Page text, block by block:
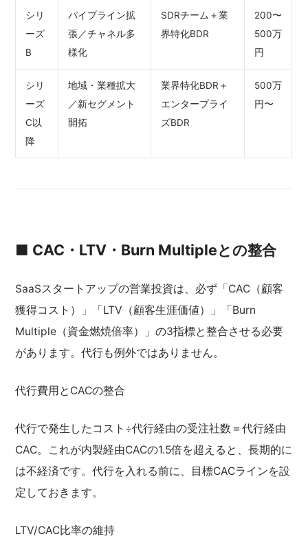
シリ
ーズ
B
パイプライン拡
張／チャネル多
様化
SDRチーム＋業
界特化BDR
200〜
500万
円
シリ
ーズ
C以
降
地域・業種拡大
／新セグメント
開拓
業界特化BDR＋
エンタープライ
ズBDR
500万
円〜
■ CAC・LTV・Burn Multipleとの整合
SaaSスタートアップの営業投資は、必ず「CAC（顧客
獲得コスト）」「LTV（顧客生涯価値）」「Burn
Multiple（資金燃焼倍率）」の3指標と整合させる必要
があります。代行も例外ではありません。
代行費用とCACの整合
代行で発生したコスト÷代行経由の受注社数＝代行経由
CAC。これが内製経由CACの1.5倍を超えると、長期的に
は不経済です。代行を入れる前に、目標CACラインを設
定しておきます。
LTV/CAC比率の維持